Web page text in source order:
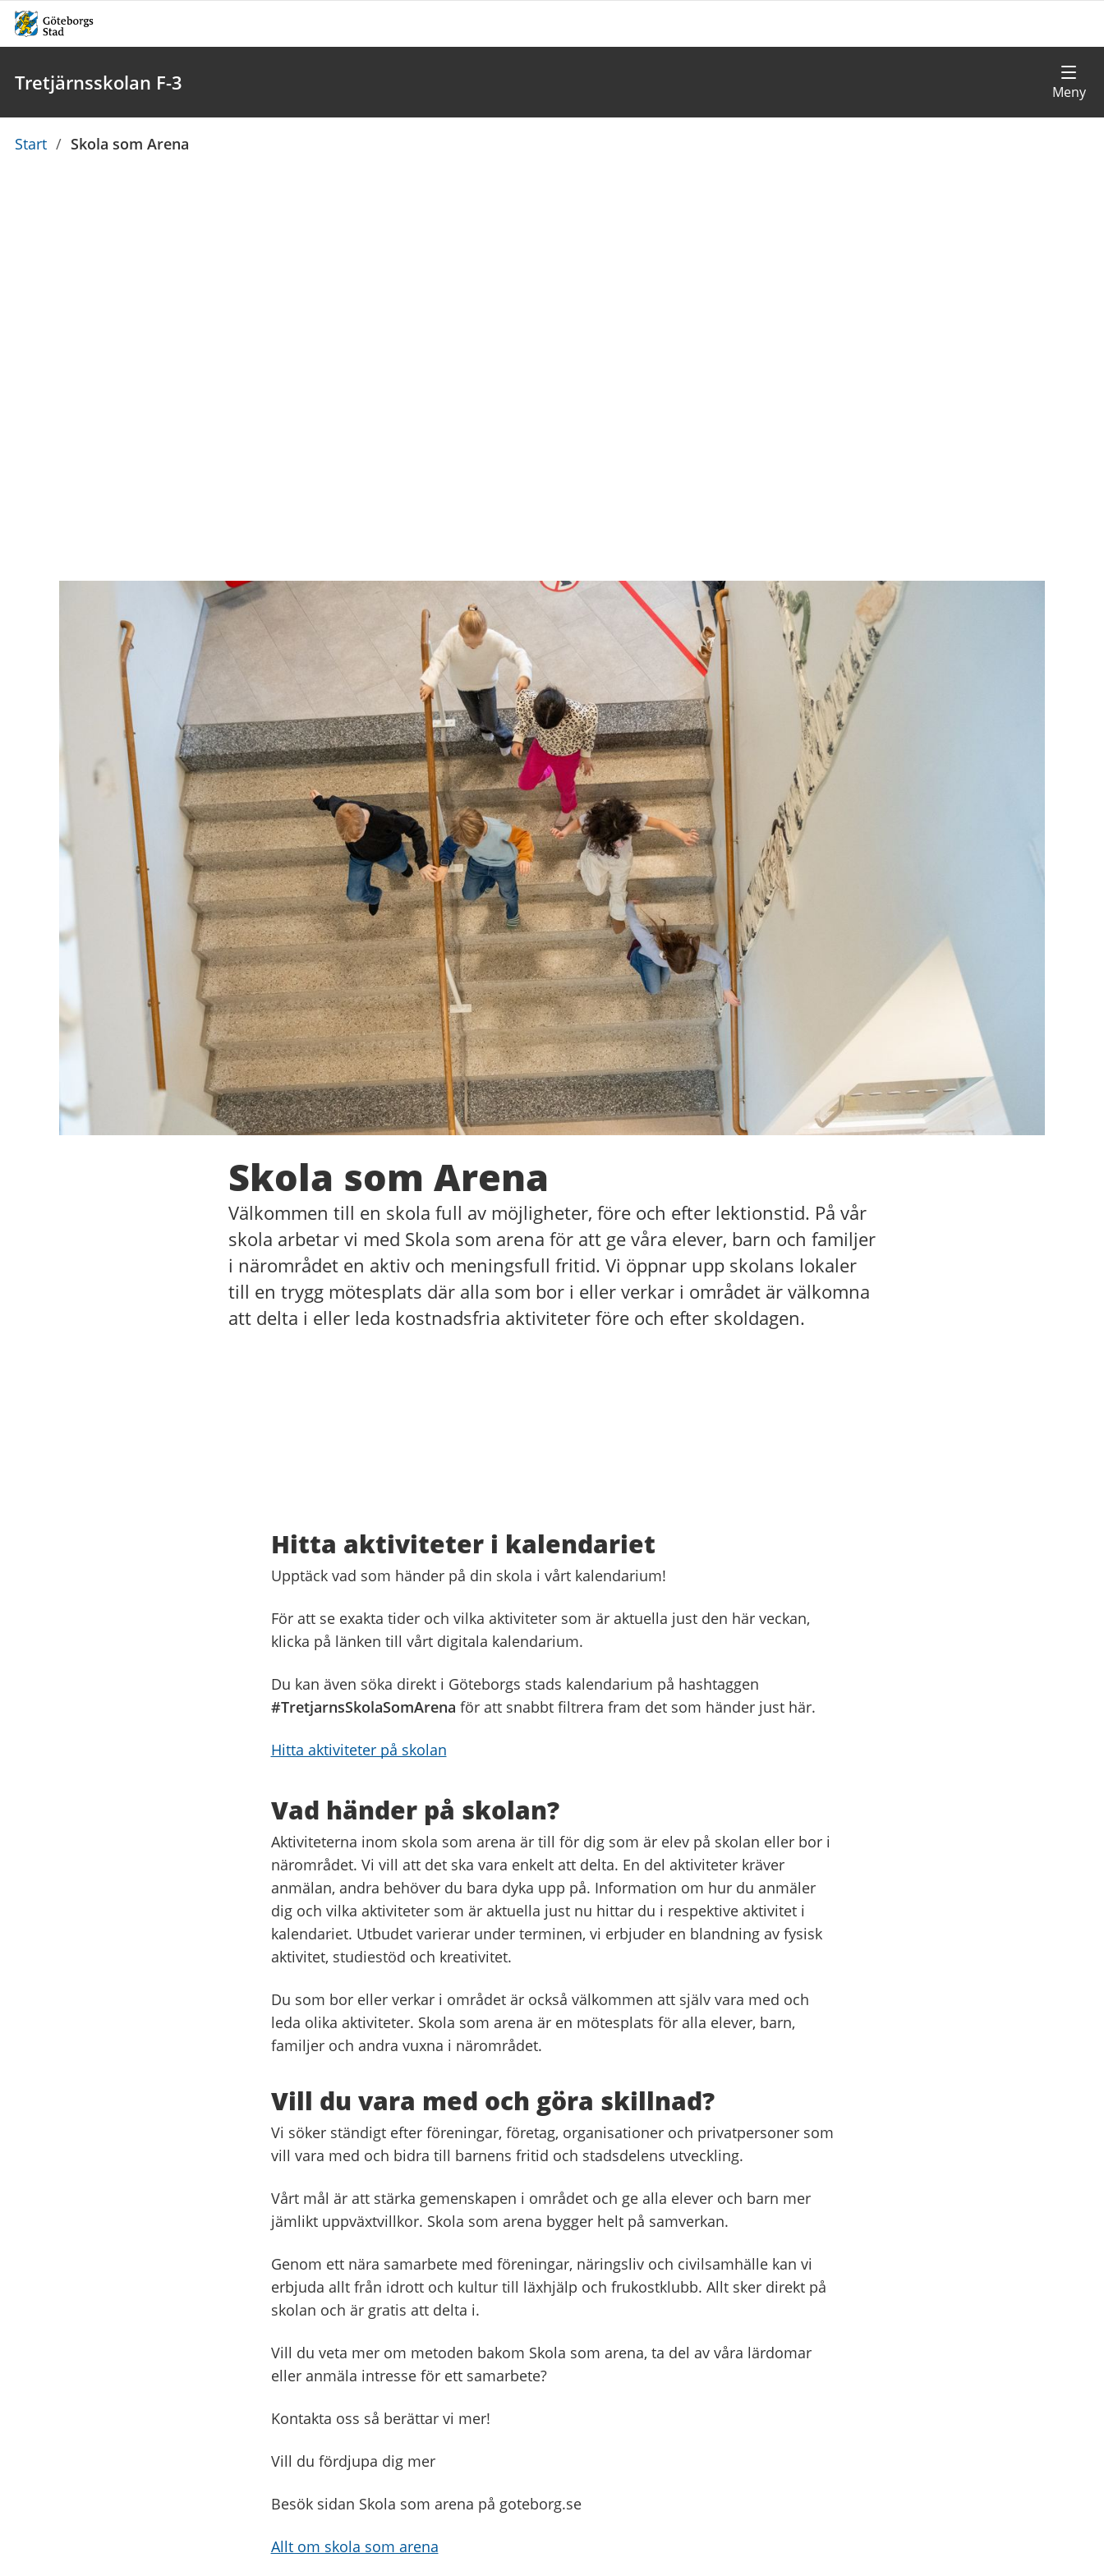
Tretjärnsskolan F-3
Du
Start / Skola som Arena
Skola som Arena
Välkommen till en skola full av möjligheter, före och efter lektionstid. På vår
skola arbetar vi med Skola som arena för att ge våra elever, barn och familjer
i närområdet en aktiv och meningsfull fritid. Vi öppnar upp skolans lokaler
till en trygg mötesplats där alla som bor i eller verkar i området är välkomna
att delta i eller leda kostnadsfria aktiviteter före och efter skoldagen.
Hitta aktiviteter i kalendariet
Upptäck vad som händer på din skola i vårt kalendarium!
För att se exakta tider och vilka aktiviteter som är aktuella just den här veckan,
klicka på länken till vårt digitala kalendarium.
Du kan även söka direkt i Göteborgs stads kalendarium på hashtaggen
#TretjarnsSkolaSomArena för att snabbt filtrera fram det som händer just här.
Hitta aktiviteter på skolan
Vad händer på skolan?
Aktiviteterna inom skola som arena är till för dig som är elev på skolan eller bor i
närområdet. Vi vill att det ska vara enkelt att delta. En del aktiviteter kräver
anmälan, andra behöver du bara dyka upp på. Information om hur du anmäler
dig och vilka aktiviteter som är aktuella just nu hittar du i respektive aktivitet i
kalendariet. Utbudet varierar under terminen, vi erbjuder en blandning av fysisk
aktivitet, studiestöd och kreativitet.
Du som bor eller verkar i området är också välkommen att själv vara med och
leda olika aktiviteter. Skola som arena är en mötesplats för alla elever, barn,
familjer och andra vuxna i närområdet.
Vill du vara med och göra skillnad?
Vi söker ständigt efter föreningar, företag, organisationer och privatpersoner som
vill vara med och bidra till barnens fritid och stadsdelens utveckling.
Vårt mål är att stärka gemenskapen i området och ge alla elever och barn mer
jämlikt uppväxtvillkor. Skola som arena bygger helt på samverkan.
Genom ett nära samarbete med föreningar, näringsliv och civilsamhälle kan vi
erbjuda allt från idrott och kultur till läxhjälp och frukostklubb. Allt sker direkt på
skolan och är gratis att delta i.
Vill du veta mer om metoden bakom Skola som arena, ta del av våra lärdomar
eller anmäla intresse för ett samarbete?
Kontakta oss så berättar vi mer!
Vill du fördjupa dig mer
Besök sidan Skola som arena på goteborg.se
Allt om skola som arena